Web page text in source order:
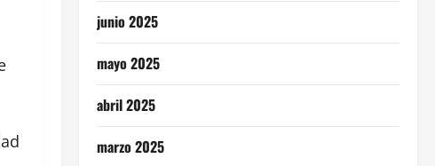
junio 2025
mayo 2025
abril 2025
marzo 2025